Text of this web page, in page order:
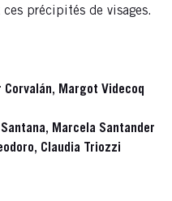
précipités de visages.
Margot Videcoq
Marcela Santander
Claudia Triozzi